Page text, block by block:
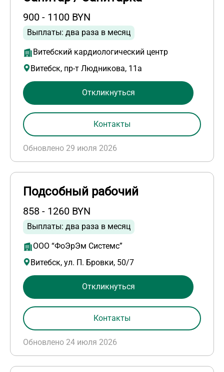
900 - 1100 BYN
Выплаты: два раза в месяц
Витебский кардиологический центр
Витебск, пр-т Людникова, 11а
Обновлено 29 июля 2026
Откликнуться
Контакты
Подсобный рабочий
858 - 1260 BYN
Выплаты: два раза в месяц
ООО “ФоЭрЭм Системс”
Витебск, ул. П. Бровки, 50/7
Обновлено 24 июля 2026
Откликнуться
Контакты